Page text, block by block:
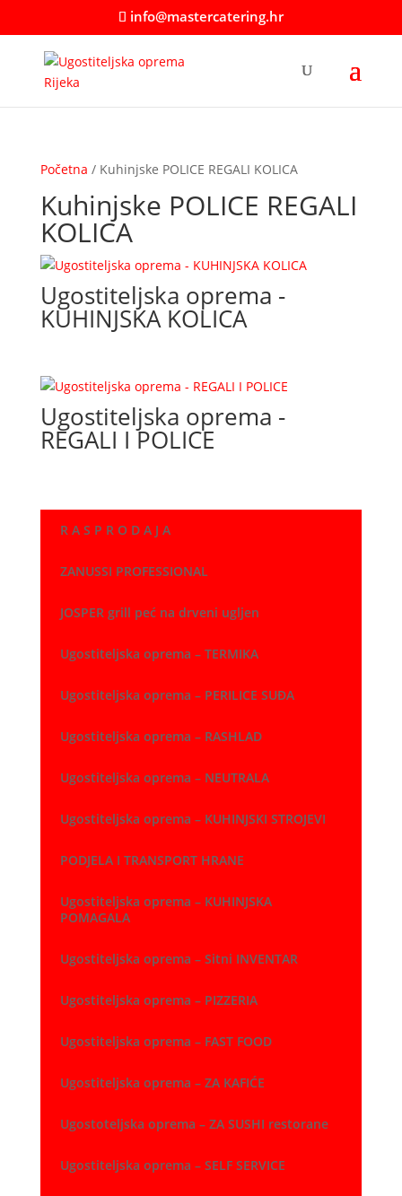
info@mastercatering.hr
Početna / Kuhinjske POLICE REGALI KOLICA
Kuhinjske POLICE REGALI
KOLICA
Ugostiteljska oprema -
KUHINJSKA KOLICA
Ugostiteljska oprema -
REGALI I POLICE
R A S P R O D A J A
ZANUSSI PROFESSIONAL
JOSPER grill peć na drveni ugljen
Ugostiteljska oprema – TERMIKA
Ugostiteljska oprema – PERILICE SUĐA
Ugostiteljska oprema – RASHLAD
Ugostiteljska oprema – NEUTRALA
Ugostiteljska oprema – KUHINJSKI STROJEVI
PODJELA I TRANSPORT HRANE
Ugostiteljska oprema – KUHINJSKA
POMAGALA
Ugostiteljska oprema – Sitni INVENTAR
Ugostiteljska oprema – PIZZERIA
Ugostiteljska oprema – FAST FOOD
Ugostiteljska oprema – ZA KAFIĆE
Ugostoteljska oprema – ZA SUSHI restorane
Ugostiteljska oprema – SELF SERVICE